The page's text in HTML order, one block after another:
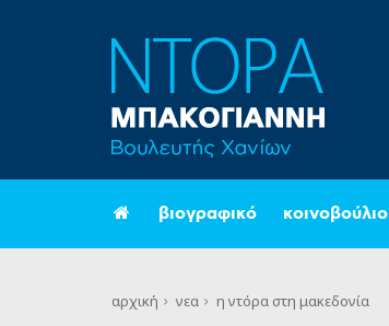
βιογραφικό κοινοβούλιο
αρχική νεα η ντόρα στη μακεδονία